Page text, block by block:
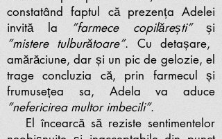
constatând faptul că prezența Adelei
invită la
”farmece copilărești”și
”mistere tulburătoare”. Cu detașare,
amărăciune, dar și un pic de gelozie, el
trage concluzia că, prin farmecul și
frumusețea sa, Adela va aduce
”nefericirea multor imbecili”.
El încearcă să reziste sentimentelor